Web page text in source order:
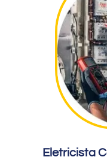
Eletricista